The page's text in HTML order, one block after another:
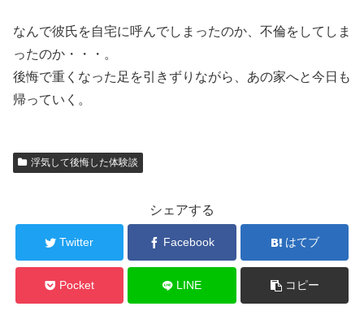
なんで彼氏を自宅に呼んでしまったのか、不倫をしてしま
ったのか・・・。
後悔で重くなった足を引きずりながら、あの家へと今日も
帰っていく。
浮気して後悔した体験談
シェアする
Twitter Facebook はてブ
Pocket LINE コピー